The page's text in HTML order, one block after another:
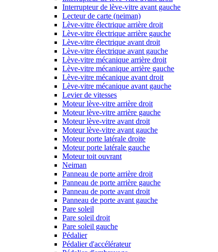
Interrupteur de lève-vitre avant gauche
Lecteur de carte (neiman)
Lève-vitre électrique arrière droit
Lève-vitre électrique arrière gauche
Lève-vitre électrique avant droit
Lève-vitre électrique avant gauche
Lève-vitre mécanique arrière droit
Lève-vitre mécanique arrière gauche
Lève-vitre mécanique avant droit
Lève-vitre mécanique avant gauche
Levier de vitesses
Moteur lève-vitre arrière droit
Moteur lève-vitre arrière gauche
Moteur lève-vitre avant droit
Moteur lève-vitre avant gauche
Moteur porte latérale droite
Moteur porte latérale gauche
Moteur toit ouvrant
Neiman
Panneau de porte arrière droit
Panneau de porte arrière gauche
Panneau de porte avant droit
Panneau de porte avant gauche
Pare soleil
Pare soleil droit
Pare soleil gauche
Pédalier
Pédalier d'accélérateur